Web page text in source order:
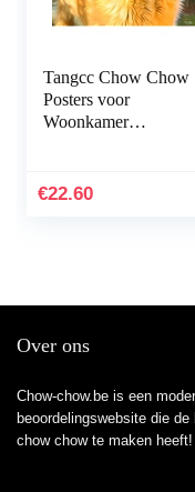
Tangcc Chow Chow
Posters voor
Woonkamer
30x45cm) NoFramed
€22.60
Over ons
Chow-chow.be is een
beoordelingswebsite die
chow chow te maken heeft!